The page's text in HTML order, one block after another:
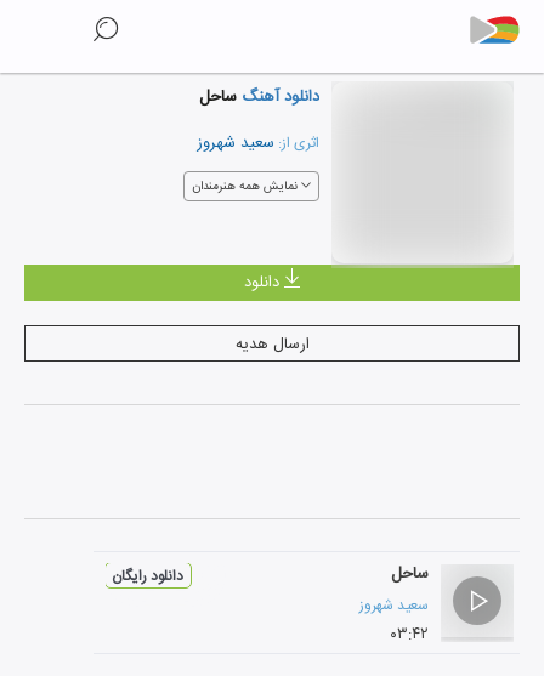
دانلود آهنگ ساحل
اثری از: سعید شهروز
نمایش همه هنرمندان
دانلود
ارسال هدیه
ساحل
سعید شهروز
۰۳:۴۲
دانلود رایگان